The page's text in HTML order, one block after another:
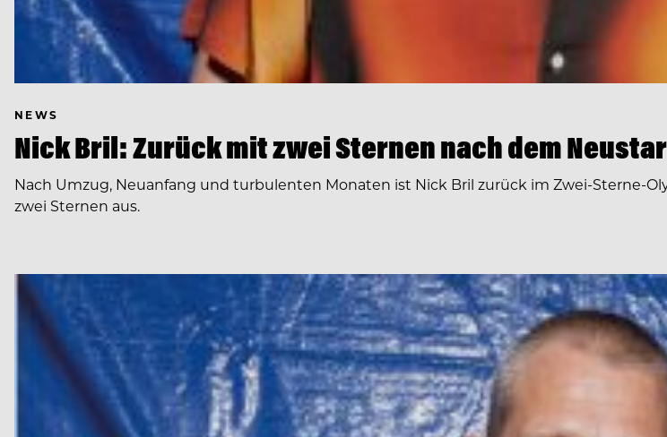
NEWS
Nick Bril: Zurück mit zwei Sternen nach dem
Nach Umzug, Neuanfang und turbulenten Monaten ist Nick Bril zurück im Zwei-Sterne-
zwei Sternen aus.